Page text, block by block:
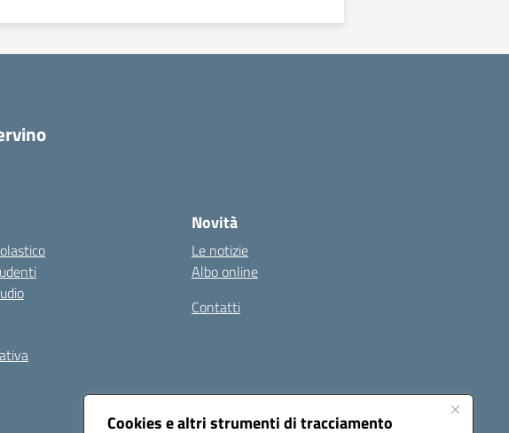
Cookies e altri strumenti di tracciamento
Novità
Le notizie
Albo online
Contatti